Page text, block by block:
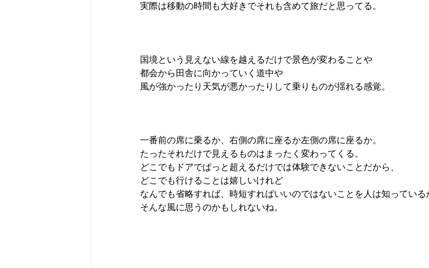
実際は移動の時間も大好きでそれも含めて旅だと思ってる。
国境という見えない線を越えるだけで景色が変わることや
都会から田舎に向かっていく道中や
風が強かったり天気が悪かったりして乗りものが揺れる感覚。
一番前の席に乗るか、右側の席に座るか左側の席に座るか。
たったそれだけで見えるものはまったく変わってくる。
どこでもドアでぱっと超えるだけでは体験できないことだから、
どこでも行けることは嬉しいけれど
なんでも省略すれば、時短すればいいのではないことを人は知っている
そんな風に思うのかもしれないね。